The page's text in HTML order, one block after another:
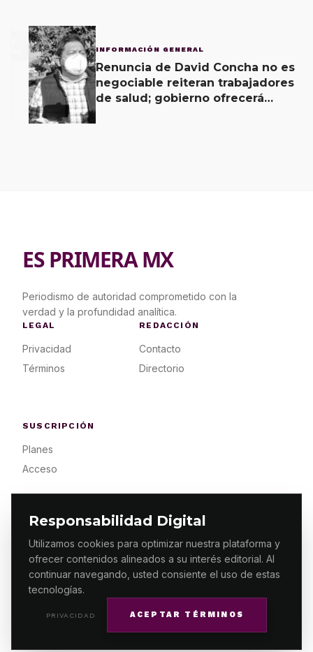
Responsabilidad Digital
Utilizamos cookies para optimizar nuestra plataforma y
ofrecer contenidos alineados a su interés editorial. Al
continuar navegando, usted consiente el uso de estas
tecnologías.
PRIVACIDAD ACEPTAR TÉRMINOS
3 INFORMACIÓN GENERAL
Renuncia de David Concha no es
negociable reiteran trabajadores
de salud; gobierno ofrecerá
ES PRIMERA MX
Periodismo de autoridad comprometido con la
verdad y la profundidad analítica.
LEGAL
Privacidad
Términos
REDACCIÓN
Contacto
Directorio
SUSCRIPCIÓN
Planes
Acceso
© 2026 ES PRIMERA MX. ALGUNOS DERECHOS
RESERVADOS / DESIGNMAKING.MX